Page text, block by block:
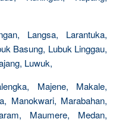
Langsa, Larantuka,
Basung, Lubuk Linggau,
Luwuk,
Majene, Makale,
Manokwari, Marabahan,
Maumere, Medan,